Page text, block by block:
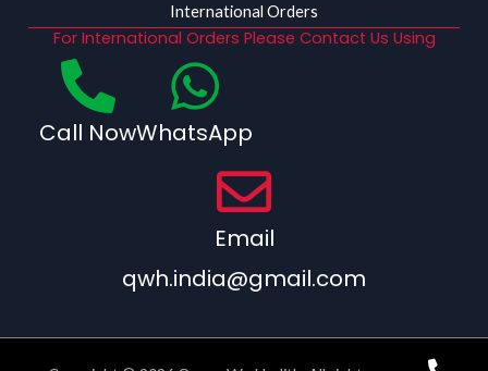
International Orders
For International Orders Please Contact Us Using
Call NowWhatsApp
Email
qwh.india@gmail.com